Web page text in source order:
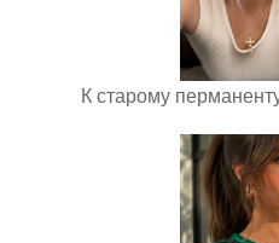
К старому